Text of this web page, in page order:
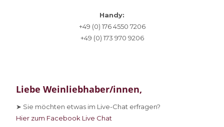
Handy:
+49 (0) 176 4550 7206
+49 (0) 173 970 9206
Liebe Weinliebhaber/innen,
➤ Sie möchten etwas im Live-Chat erfragen?
Hier zum Facebook Live Chat